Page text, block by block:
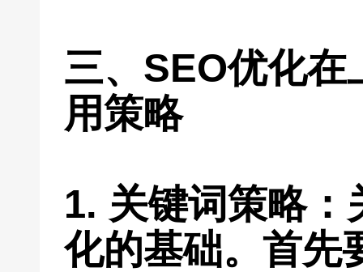
三、SEO优化在
用策略
1. 关键词策略：
化的基础。首先